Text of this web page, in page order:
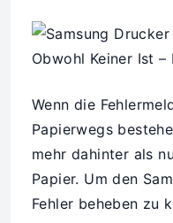
Wenn die
Papierwegs
mehr dahinter als
Papier. Um den
Fehler beheben zu